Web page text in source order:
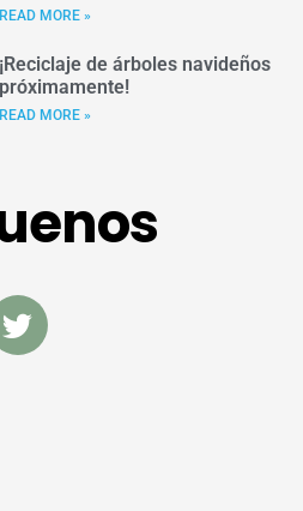
READ MORE »
¡Reciclaje de árboles navideños
próximamente!
READ MORE »